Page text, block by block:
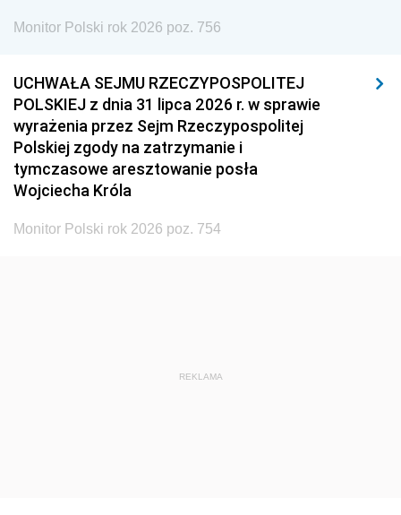
Monitor Polski rok 2026 poz. 756
UCHWAŁA SEJMU RZECZYPOSPOLITEJ
POLSKIEJ z dnia 31 lipca 2026 r. w sprawie
wyrażenia przez Sejm Rzeczypospolitej
Polskiej zgody na zatrzymanie i
tymczasowe aresztowanie posła
Wojciecha Króla
Monitor Polski rok 2026 poz. 754
REKLAMA